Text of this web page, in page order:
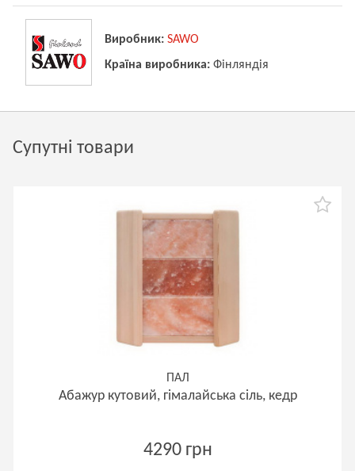
Виробник: SAWO
Країна виробника: Фінляндія
Супутні товари
ПАЛ
Абажур кутовий, гімалайська сіль, кедр
4290 грн